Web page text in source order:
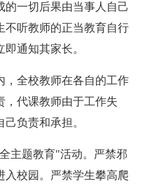
的一切后果由当事人自己
不听教师的正当教育自行
通知其家长。
，全校教师在各自的工作
，代课教师由于工作失
负责和承担。
主题教育"活动。严禁邪
入校园。严禁学生攀高爬